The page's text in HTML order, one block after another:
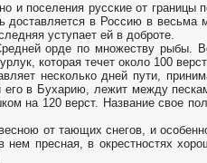
и поселения русские от границы
доставляется в Россию в весьма
уступает ей в доброте.
орде по множеству рыбы.
которая течет около 100
несколько дней пути,
в Бухарию, лежит между
на 120 верст. Название свое
от тающих снегов, и
пресная, в окрестностях